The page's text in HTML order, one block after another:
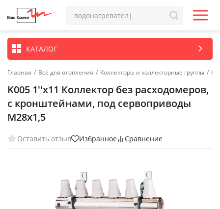
КАТАЛОГ
Главная / Всё для отопления / Коллекторы и коллекторные группы /
K005 1''x11 Коллектор без расходомеров,
с кронштейнами, под сервоприводы
М28х1,5
Оставить отзыв Избранное Сравнение